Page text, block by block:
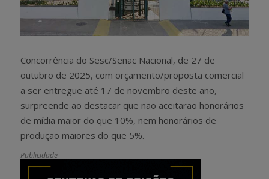
Concorrência do Sesc/Senac Nacional, de 27 de
outubro de 2025, com orçamento/proposta comercial
a ser entregue até 17 de novembro deste ano,
surpreende ao destacar que não aceitarão honorários
de mídia maior do que 10%, nem honorários de
produção maiores do que 5%.
Publicidade